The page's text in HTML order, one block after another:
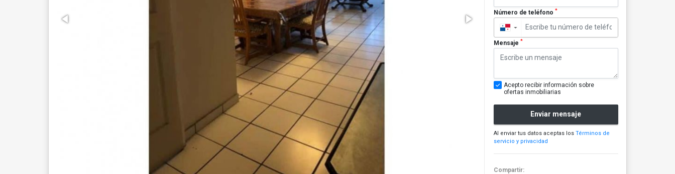
Número de teléfono *
▼
Mensaje *
Acepto recibir información sobre
ofertas inmobiliarias
Enviar mensaje
Al enviar tus datos aceptas los Términos de
servicio y privacidad
Compartir: